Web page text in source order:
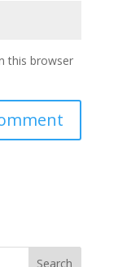
this browser